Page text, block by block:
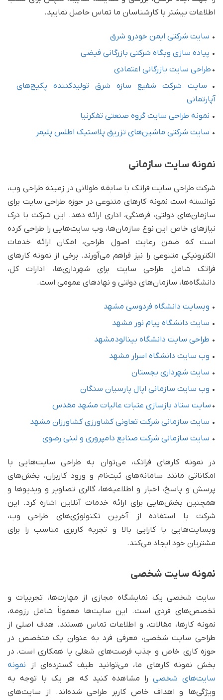
اطلاعات بیشتر با کارشناسان ما تماس حاصل نمایید.
• سایت شرکتی ایمن خودرو شرق
• پیاده سازی وبگاه شرکتی بازرگانی فیضی
• طراحی سایت بازرگانی اعتمادی
• سایت شرکت شفیع سازه شرق تولیدکننده پکیج‌های
آپارتمانی
• نمونه طراحی سایت گروه صنعتی تفکرنیا
• سایت شرکتی ماشین‌های تزریق پلاستیک اطلس پلیمر
نمونه سایت سازمانی
شرکت طراحی سایت فراتک با سابقه طولانی در زمینه طراحی وب،
توانسته است نمونه کارهای متنوعی در حوزه طراحی سایت برای
سازمان‌های دولتی، فرهنگی، اداری ارائه دهد. این شرکت با درک
نیازهای خاص این نوع سازمان‌ها، وب سایت‌هایی را طراحی کرده
است که ضمن رعایت اصول طراحی، امکان ارائه خدمات
الکترونیکی متنوعی را نیز فراهم می‌آورند. برخی از نمونه کارهای
فراتک شامل طراحی سایت برای شهرداری‌ها، ادارات کل،
دانشگاه‌ها، سازمان‌های دولتی و نهادهای عمومی است.
• وبسایت دانشگاه فردوسی مشهد
• سایت دانشگاه پیام نور مشهد
• طراحی سایت دانشگاه بینالود مشهد
• وب سایت دانشگاه اسرار مشهد
• سایت شهرداری بجستان
• وب سایت سازمانی اپال پارسیان سنگان
• سایت ستاد بازسازی عتبات عالیات مشهد مقدس
• سایت سازمانی شرکت تعاونی کشاورزی کشاورزان مشهد
• سایت سازمانی شرکت صنایع دامپروری و لبنی رضوی
در نمونه کارهای فراتک، می‌توان به طراحی سایت‌هایی با
امکاناتی مانند سامانه‌های ثبت‌نام و ورود کاربران، بخش‌های
پرسش و پاسخ، اخبار و اطلاعیه‌ها، گالری تصاویر و ویدیوها و
همچنین بخش‌هایی برای ارائه خدمات آنلاین اشاره کرد. این
شرکت با استفاده از آخرین تکنولوژی‌های طراحی وب،
وبسایت‌هایی با کارایی بالا و تجربه کاربری مناسب را برای
مشتریان خود ایجاد می‌کند.
نمونه سایت شخصی
سایت شخصی یک نمایشگاه مجازی از مهارت‌ها، تجربیات و
تخصص‌های فردی است. این سایت‌ها معمولاً شامل رزومه،
نمونه کارها، مقالات، و اطلاعات تماس هستند. هدف اصلی از
طراحی سایت شخصی، معرفی فرد به عنوان یک متخصص در
حوزه کاری خاص و جذب فرصت‌های شغلی یا همکاری است. در
بخش نمونه کارهای ما، می‌توانید طیف گسترده‌ای از نمونه
سایت‌های شخصی را مشاهده کنید که هر یک با توجه به
ویژگی‌ها و اهداف خاص کاربر طراحی شده‌اند. از سایت‌های